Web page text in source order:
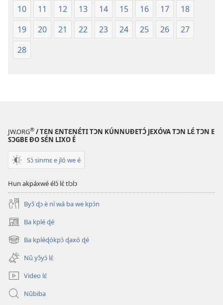
lɛ
é
tɔn
Biblu
gbɛ
10
11 12 13 14 15 16 17
18
19
20 21 22 23 24 25 26
27
28
JW.ORG® / TƐN ƐNTƐNƐ́TI TƆN KÚNNUƉETƆ́ JEXÓVA TƆN LƐ́ TƆN E
SƆGBE ƉO SƐ́N LIXO É
Sɔ́ sinmɛ e jló we é
Hun akpáxwé élɔ́ lɛ́ tlɔlɔ
Byɔ̌ ɖɔ è ní wá ba we kpɔ́n
Ba kplé ɖé
(opens
new
window)
Ba kpléɖókpɔ́ ɖaxó ɖé
(opens
new
window)
Nǔ yɔ̌yɔ́ lɛ́
Video lɛ́
Nǔbiba